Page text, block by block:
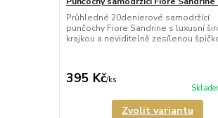
Průhledné 20denierové samodržící
punčochy Fiore Sandrine s luxusní
krajkou a neviditelně zesílenou
395 Kč/ks
Zvolit variantu